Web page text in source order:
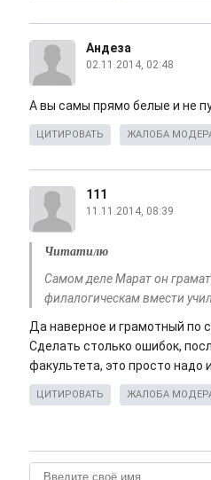
Андеза
02.11.2014, 02:48
А вы самы прямо белые и не
ЦИТИРОВАТЬ ЖАЛОБА
111
11.11.2014, 08:39
Читатилю
Самом деле Марат он
филалогическам вмести
Да наверное и грамотный по
Сделать столько ошибок,
факультета, это просто надо
ЦИТИРОВАТЬ ЖАЛОБА